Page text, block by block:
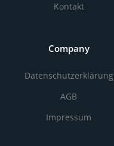
Kontakt
Company
Datenschutzerklärung
AGB
Impressum